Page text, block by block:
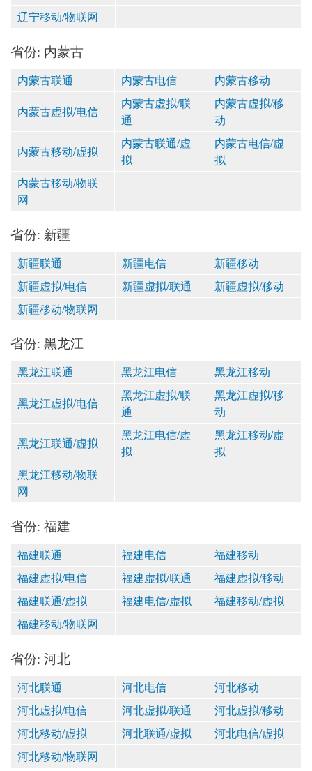
辽宁移动/物联网
省份: 内蒙古
内蒙古联通 内蒙古电信
内蒙古移动
内蒙古虚拟/电信
内蒙古虚拟/联
通
内蒙古虚拟/移
动
内蒙古移动/虚拟
内蒙古联通/虚
拟
内蒙古电信/虚
拟
内蒙古移动/物联
网
省份: 新疆
新疆联通 新疆电信
新疆移动
新疆虚拟/电信
新疆虚拟/联通
新疆虚拟/移动
新疆移动/物联网
省份: 黑龙江
黑龙江联通 黑龙江电信
黑龙江移动
黑龙江虚拟/电信
黑龙江虚拟/联
通
黑龙江虚拟/移
动
黑龙江联通/虚拟
黑龙江电信/虚
拟
黑龙江移动/虚
拟
黑龙江移动/物联
网
省份: 福建
福建联通 福建电信
福建移动
福建虚拟/电信
福建虚拟/联通
福建虚拟/移动
福建联通/虚拟
福建电信/虚拟
福建移动/虚拟
福建移动/物联网
省份: 河北
河北联通 河北电信
河北移动
河北虚拟/电信
河北虚拟/联通
河北虚拟/移动
河北移动/虚拟
河北联通/虚拟
河北电信/虚拟
河北移动/物联网